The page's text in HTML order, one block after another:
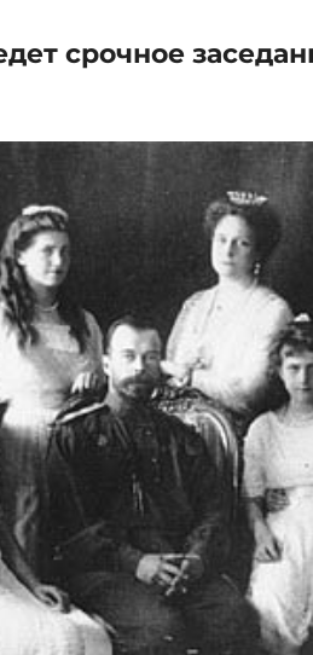
срочное